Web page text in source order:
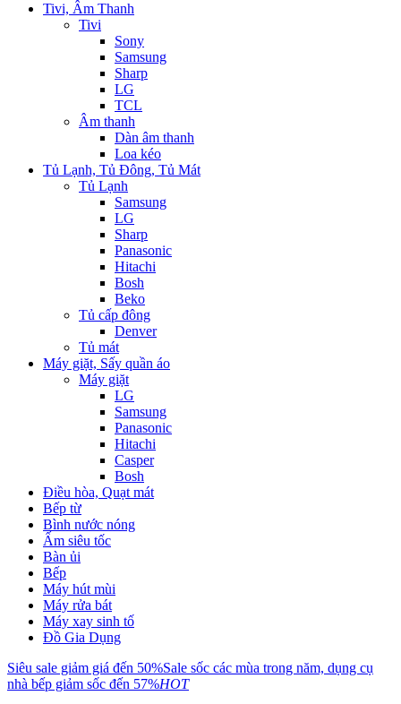
Tivi, Âm Thanh
Tivi
Sony
Samsung
Sharp
LG
TCL
Âm thanh
Dàn âm thanh
Loa kéo
Tủ Lạnh, Tủ Đông, Tủ Mát
Tủ Lạnh
Samsung
LG
Sharp
Panasonic
Hitachi
Bosh
Beko
Tủ cấp đông
Denver
Tủ mát
Máy giặt, Sấy quần áo
Máy giặt
LG
Samsung
Panasonic
Hitachi
Casper
Bosh
Điều hòa, Quạt mát
Bếp từ
Bình nước nóng
Ấm siêu tốc
Bàn ủi
Bếp
Máy hút mùi
Máy rửa bát
Máy xay sinh tố
Đồ Gia Dụng
Siêu sale giảm giá đến 50%Sale sốc các mùa trong năm, dụng cụ
nhà bếp giảm sốc đến 57%HOT